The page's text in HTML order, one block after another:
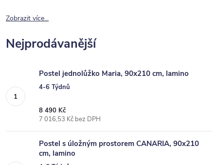
Zobrazit více...
Nejprodávanější
Postel jednolůžko Maria, 90x210 cm, lamino
4-6 Týdnů
8 490 Kč
7 016,53 Kč bez DPH
Postel s úložným prostorem CANARIA, 90x210
cm, lamino